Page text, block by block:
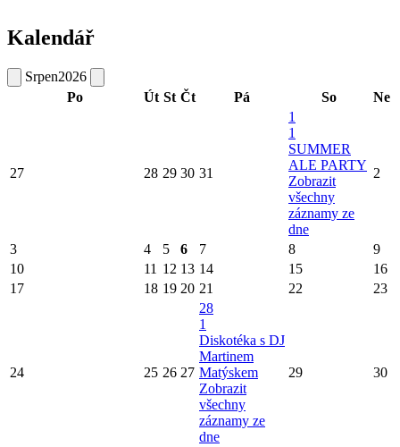
Kalendář
Srpen2026
Po
Út St Čt Pá So Ne
27 28 29 30 31
1
1
SUMMER
ALE PARTY
Zobrazit
všechny
záznamy ze
dne
2
3 4 5 6 7 8
9
10
11 12 13 14 15
16
17
18 19 20 21 22 23
24 25 26 27
28
1
Diskotéka s DJ
Martinem
Matýskem
Zobrazit
všechny
záznamy ze
dne
29 30